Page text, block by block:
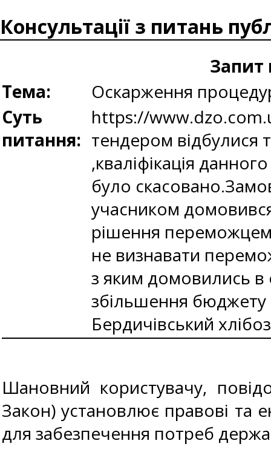
Консультації з питань
Запит
Тема:
Оскарження
Суть
питання:
https://
тендером відбулися
,кваліфікація
було
учасником
рішення
не визнавати
з яким домовились в
збільшення бюджету
Бердичівський
Шановний користувачу,
Закон) установлює правові та
для забезпечення потреб